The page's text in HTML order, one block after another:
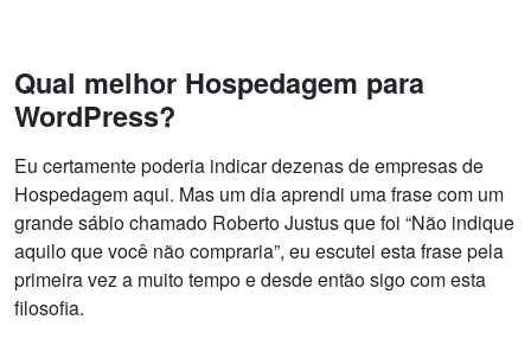
Qual melhor Hospedagem para
WordPress?
Eu certamente poderia indicar dezenas de empresas de
Hospedagem aqui. Mas um dia aprendi uma frase com um
grande sábio chamado Roberto Justus que foi “Não indique
aquilo que você não compraria”, eu escutei esta frase pela
primeira vez a muito tempo e desde então sigo com esta
filosofia.